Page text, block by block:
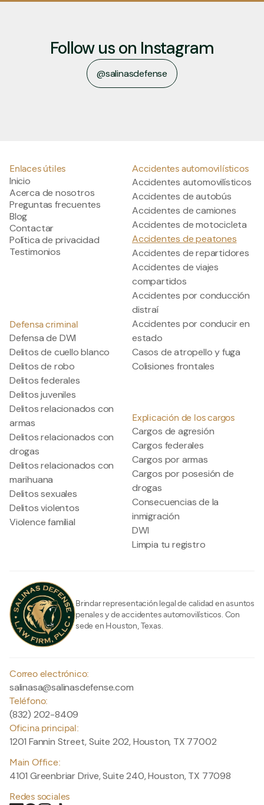
Follow us on Instagram
@salinasdefense
salinasdefense
Brindar representación legal de calidad en asuntos
penales y de accidentes automovilísticos. Con
sede en Houston, Texas.
Correo electrónico:
salinasa@salinasdefense.com
Teléfono:
(832) 202-8409
Oficina principal:
1201 Fannin Street, Suite 202, Houston, TX 77002
Main Office:
4101 Greenbriar Drive, Suite 240, Houston, TX 77098
Redes sociales
Enlaces útiles
Inicio
Acerca de nosotros
Preguntas frecuentes
Blog
Contactar
Política de privacidad
Testimonios
Defensa criminal
Defensa de DWI
Delitos de cuello blanco
Delitos de robo
Delitos federales
Delitos juveniles
Delitos relacionados con
armas
Delitos relacionados con
drogas
Delitos relacionados con
marihuana
Delitos sexuales
Delitos violentos
Violence familial
Accidentes automovilísticos
Accidentes automovilísticos
Accidentes de autobús
Accidentes de camiones
Accidentes de motocicleta
Accidentes de peatones
Accidentes de repartidores
Accidentes de viajes
compartidos
Accidentes por conducción
distraí
Accidentes por conducir en
estado
Casos de atropello y fuga
Colisiones frontales
Explicación de los cargos
Cargos de agresión
Cargos federales
Cargos por armas
Cargos por posesión de
drogas
Consecuencias de la
inmigración
DWI
Limpia tu registro